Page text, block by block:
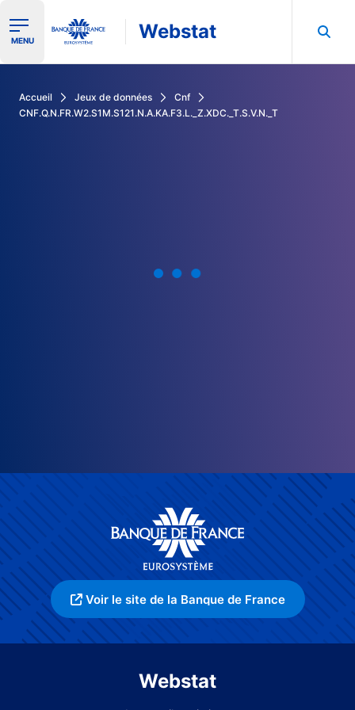
Ouvrir le menu de navigation
MENU Webstat
Accueil Jeux de données
Cnf
CNF.Q.N.FR.W2.S1M.S121.N.A.KA.F3.L._Z.XDC._T.S.V.N._T
Voir le site de la Banque de France
Webstat